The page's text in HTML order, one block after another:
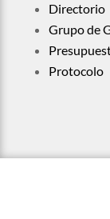
Directorio
Grupo de
Protocolo